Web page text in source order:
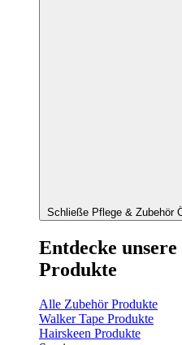
Schließe Pflege & Zubehör
Entdecke
Produkte
Alle Zubehör Produkte
Walker Tape Produkte
Hairskeen Produkte